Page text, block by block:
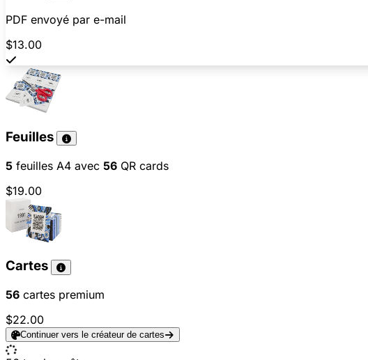
PDF envoyé par e-mail
$13.00
Feuilles
5 feuilles A4 avec 56 QR cards
$19.00
Cartes
56 cartes premium
$22.00
Continuer vers le créateur de cartes